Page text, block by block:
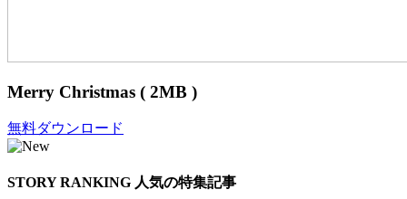
Merry Christmas ( 2MB )
無料ダウンロード
STORY RANKING 人気の特集記事